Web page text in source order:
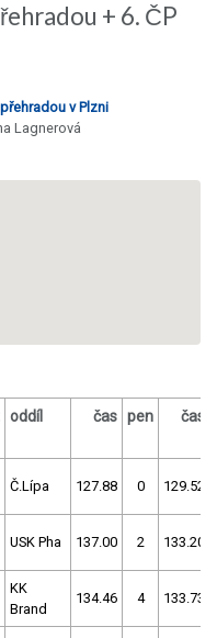
+ 6. ČP
v Plzni
Lagnerová
oddíl čas pen čas
Č.Lípa 127.88 0 129.52
USK Pha 137.00 2 133.20
KK
Brand
134.46 4 133.73